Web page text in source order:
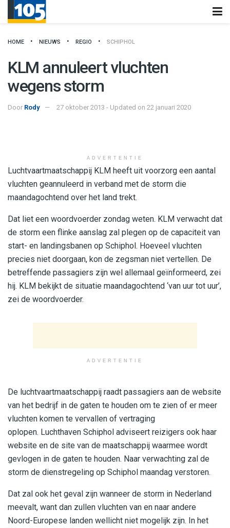
HOME NIEUWS REGIO SCHIPHOL
KLM annuleert vluchten
wegens storm
Door Rody 27 oktober 2013 - Updated on 22 januari 2020
ADVERTENTIE
Luchtvaartmaatschappij KLM heeft uit voorzorg een aantal
vluchten geannuleerd in verband met de storm die
maandagochtend over het land trekt.
Dat liet een woordvoerder zondag weten. KLM verwacht dat
de storm een flinke aanslag zal plegen op de capaciteit van
start- en landingsbanen op Schiphol. Hoeveel vluchten
precies niet doorgaan, kon de zegsman niet vertellen. De
betreffende passagiers zijn wel allemaal geïnformeerd, zei
hij. KLM bekijkt de situatie maandagochtend ‘van uur tot uur’,
zei de woordvoerder.
ADVERTENTIE
De luchtvaartmaatschappij raadt passagiers aan de website
van het bedrijf in de gaten te houden om te zien of er meer
vluchten komen te vervallen of vertraging
oplopen. Luchthaven Schiphol adviseert reizigers ook haar
website en de site van de maatschappij waarmee wordt
gevlogen in de gaten te houden. Naar verwachting zal de
storm de dienstregeling op Schiphol maandag verstoren.
Dat zal ook het geval zijn wanneer de storm in Nederland
meevalt, want dan zullen vluchten van en naar andere
Noord-Europese landen wellicht niet mogelijk zijn. In het